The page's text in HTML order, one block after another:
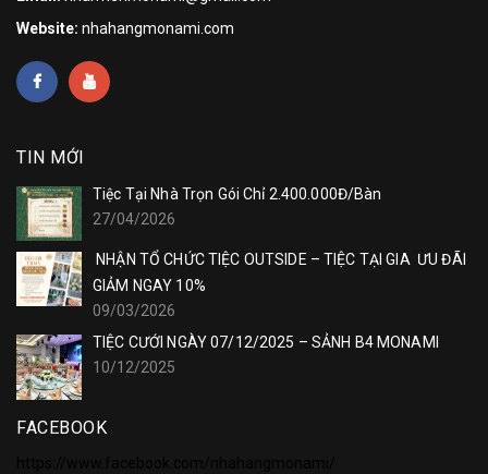
Website: nhahangmonami.com
TIN MỚI
Tiệc Tại Nhà Trọn Gói Chỉ 2.400.000Đ/Bàn
27/04/2026
NHẬN TỔ CHỨC TIỆC OUTSIDE – TIỆC TẠI GIA ƯU ĐÃI
GIẢM NGAY 10%
09/03/2026
TIỆC CƯỚI NGÀY 07/12/2025 – SẢNH B4 MONAMI
10/12/2025
FACEBOOK